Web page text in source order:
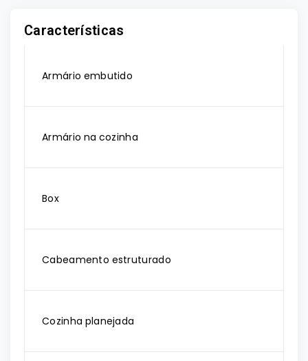
Características
Armário embutido
Armário na cozinha
Box
Cabeamento estruturado
Cozinha planejada